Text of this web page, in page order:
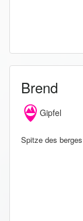
Brend
Gipfel
Spitze des